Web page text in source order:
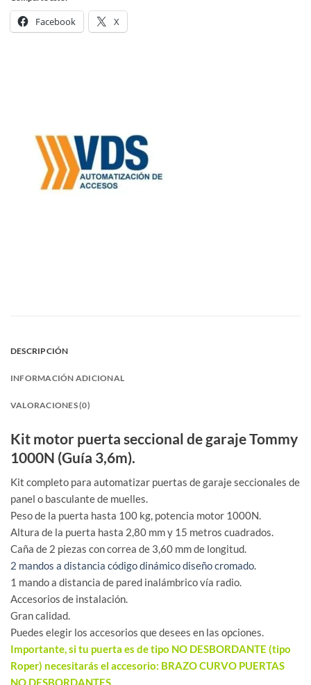
Facebook X
DESCRIPCIÓN
INFORMACIÓN ADICIONAL
VALORACIONES (0)
Kit motor puerta seccional de garaje Tommy
1000N (Guía 3,6m).
Kit completo para automatizar puertas de garaje seccionales de
panel o basculante de muelles.
Peso de la puerta hasta 100 kg, potencia motor 1000N.
Altura de la puerta hasta 2,80 mm y 15 metros cuadrados.
Caña de 2 piezas con correa de 3,60 mm de longitud.
2 mandos a distancia código dinámico diseño cromado.
1 mando a distancia de pared inalámbrico vía radio.
Accesorios de instalación.
Gran calidad.
Puedes elegir los accesorios que desees en las opciones.
Importante, si tu puerta es de tipo NO DESBORDANTE (tipo
Roper) necesitarás el accesorio: BRAZO CURVO PUERTAS
NO DESBORDANTES.